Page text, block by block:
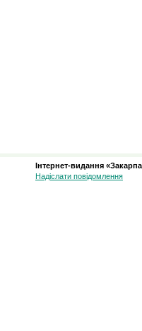
Інтернет-видання
Надіслати повідомлення